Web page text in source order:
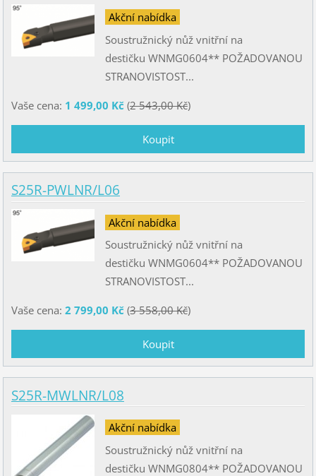
Akční nabídka
Soustružnický nůž vnitřní na
destičku WNMG0604** POŽADOVANOU
STRANOVISTOST...
Vaše cena: 1 499,00 Kč(2 543,00 Kč)
S25R-PWLNR/L06
Akční nabídka
Soustružnický nůž vnitřní na
destičku WNMG0604** POŽADOVANOU
STRANOVISTOST...
Vaše cena: 2 799,00 Kč(3 558,00 Kč)
S25R-MWLNR/L08
Akční nabídka
Soustružnický nůž vnitřní na
destičku WNMG0804** POŽADOVANOU